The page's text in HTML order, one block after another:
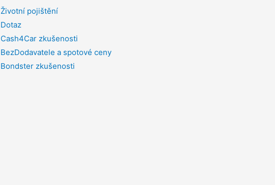
Životní pojištění
Dotaz
Cash4Car zkušenosti
BezDodavatele a spotové ceny
Bondster zkušenosti